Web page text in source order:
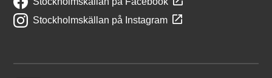
Stockholmskällan på Instagram